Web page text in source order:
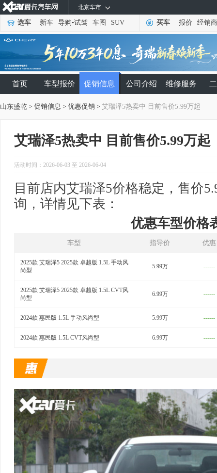
北京车市
选车 新车 导购•试驾 车图 SUV 买车 报价 经销商
首页 车型报价 促销信息 公司介绍 维修服务
山东盛乾 > 促销信息 > 优惠促销 > 艾瑞泽5热卖中 目前售价5.99万起
艾瑞泽5热卖中 目前售价5.99万起
活动时间：2026-06-03 至 2026-06-04
目前店内艾瑞泽5价格稳定，售价
询，详情见下表：
优惠车型价格
车型 指导价 优惠
2025款 艾瑞泽5 2025款 卓越版 1.5L 手动风
尚型
5.99万 ------
2025款 艾瑞泽5 2025款 卓越版 1.5L CVT风
尚型
6.99万 ------
2024款 惠民版 1.5L 手动风尚型 5.99万 ------
2024款 惠民版 1.5L CVT风尚型 6.99万 ------